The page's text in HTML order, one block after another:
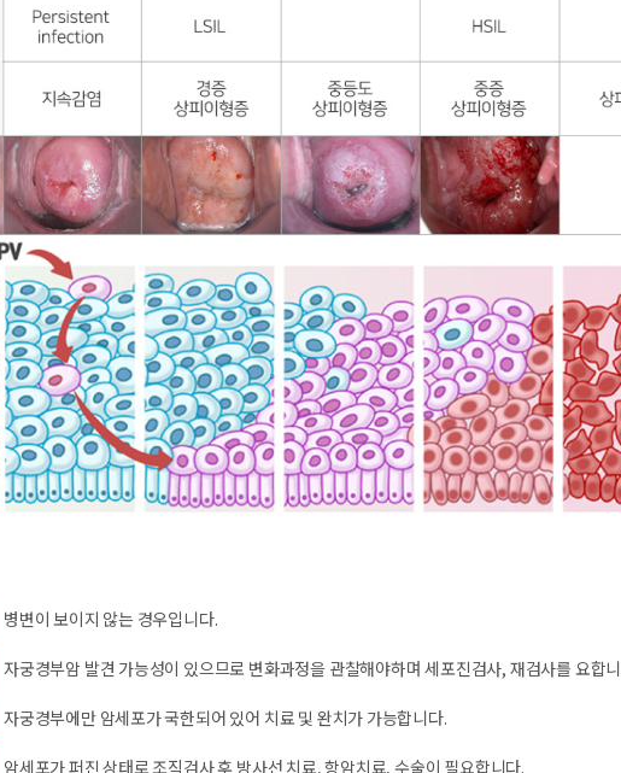
병변이 보이지 않는 경우입니다.
자궁경부암 발견 가능성이 있으므로 변화과정을 관찰해야하며 세포진검사, 재검사를 요합
자궁경부에만 암세포가 국한되어 있어 치료 및 완치가 가능합니다.
암세포가 퍼진 상태로 조직검사 후 방사선 치료, 항암치료, 수술이 필요합니다.